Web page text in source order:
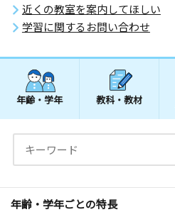
近くの教室を案内してほしい
学習に関するお問い合わせ
年齢・学年 教科・教材
年齢・学年ごとの特長